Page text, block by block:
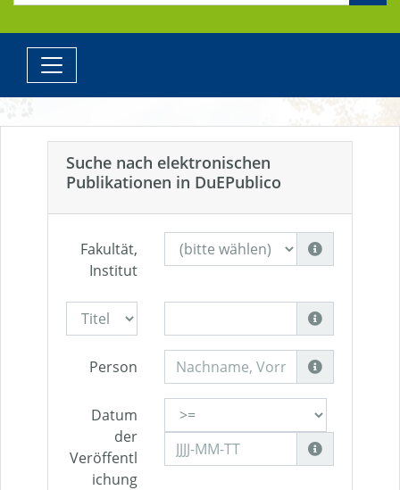
Suche nach elektronischen
Publikationen in DuEPublico
Fakultät,
Institut
Person
Datum
der
Veröffentl
ichung